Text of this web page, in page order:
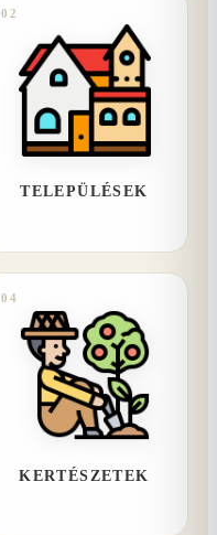
02
TELEPÜLÉSEK
04
KERTÉSZETEK